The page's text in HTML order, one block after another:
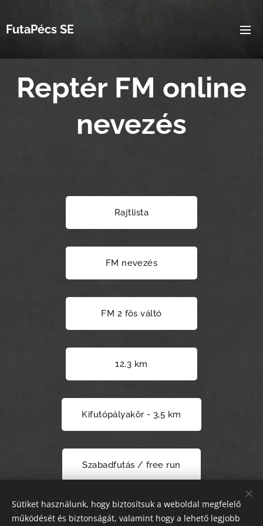
FutaPécs SE
Reptér FM online
nevezés
Rajtlista
FM nevezés
FM 2 fős váltó
12,3 km
Kifutópályakör - 3,5 km
Szabadfutás / free run
Sütiket használunk, hogy biztosítsuk a weboldal megfelelő
működését és biztonságát, valamint hogy a lehető legjobb